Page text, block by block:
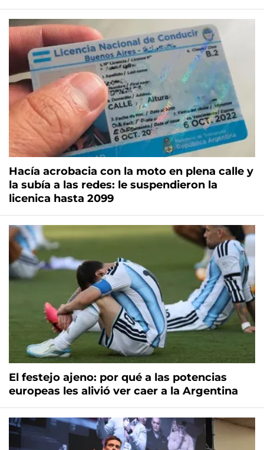
Hacía acrobacia con la moto en plena calle y
la subía a las redes: le suspendieron la
licenica hasta 2099
El festejo ajeno: por qué a las potencias
europeas les alivió ver caer a la Argentina